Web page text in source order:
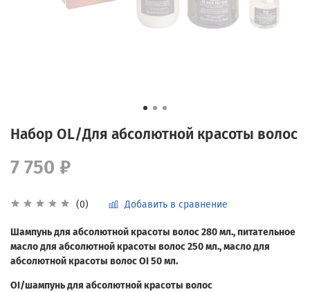
Набор OL/Для абсолютной красоты волос
(0) Добавить в сравнение
7 750 ₽
Шампунь для абсолютной красоты волос 280 мл., питательное
масло для абсолютной красоты волос 250 мл., масло для
абсолютной красоты волос OI 50 мл.
OI/шампунь для абсолютной красоты волос